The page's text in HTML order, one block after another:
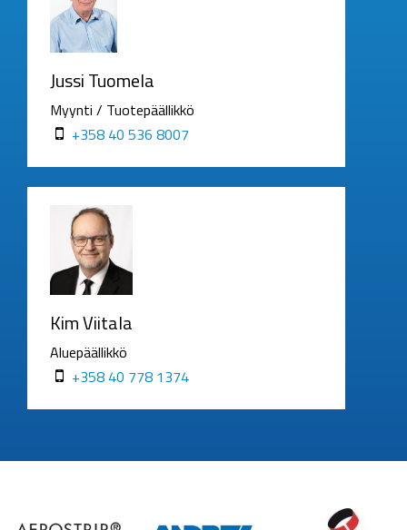
Jussi Tuomela
Myynti / Tuotepäällikkö
+358 40 536 8007
Kim Viitala
Aluepäällikkö
+358 40 778 1374